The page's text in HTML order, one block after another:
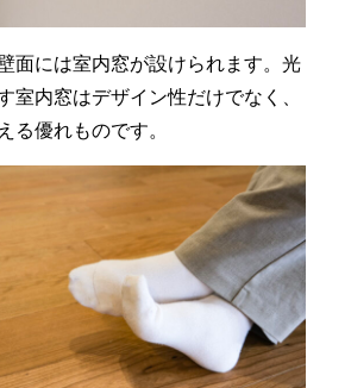
面には室内窓が設けられます。光
室内窓はデザイン性だけでなく、
る優れものです。